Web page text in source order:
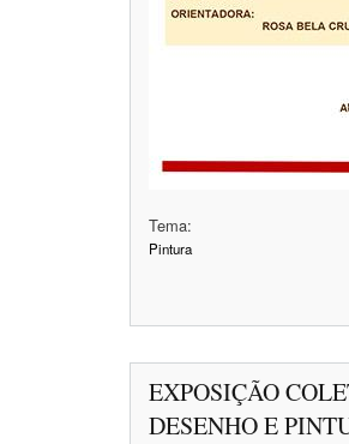
Tema:
Pintura
EXPOSIÇÃO
DESENHO E